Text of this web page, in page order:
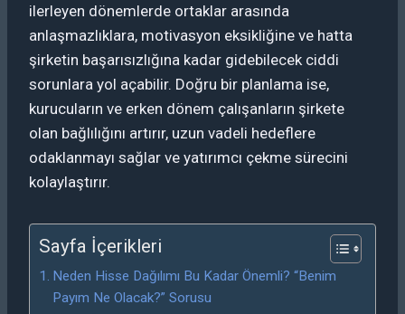
ilerleyen dönemlerde ortaklar arasında
anlaşmazlıklara, motivasyon eksikliğine ve hatta
şirketin başarısızlığına kadar gidebilecek ciddi
sorunlara yol açabilir. Doğru bir planlama ise,
kurucuların ve erken dönem çalışanların şirkete
olan bağlılığını artırır, uzun vadeli hedeflere
odaklanmayı sağlar ve yatırımcı çekme sürecini
kolaylaştırır.
Sayfa İçerikleri
Neden Hisse Dağılımı Bu Kadar Önemli? “Benim
Payım Ne Olacak?” Sorusu